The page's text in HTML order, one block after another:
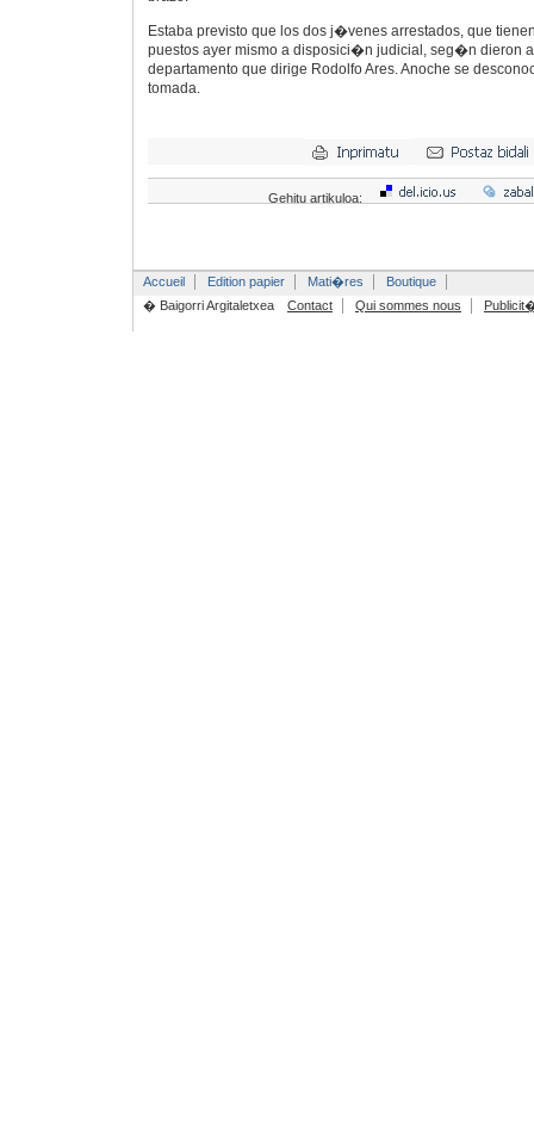
Estaba previsto que los dos j�venes arrestados, que
puestos ayer mismo a disposici�n judicial, seg�n dieron
departamento que dirige Rodolfo Ares. Anoche se
tomada.
Gehitu artikuloa:
Accueil Edition papier Mati�res
Boutique
� Baigorri Argitaletxea
Contact Qui sommes nous